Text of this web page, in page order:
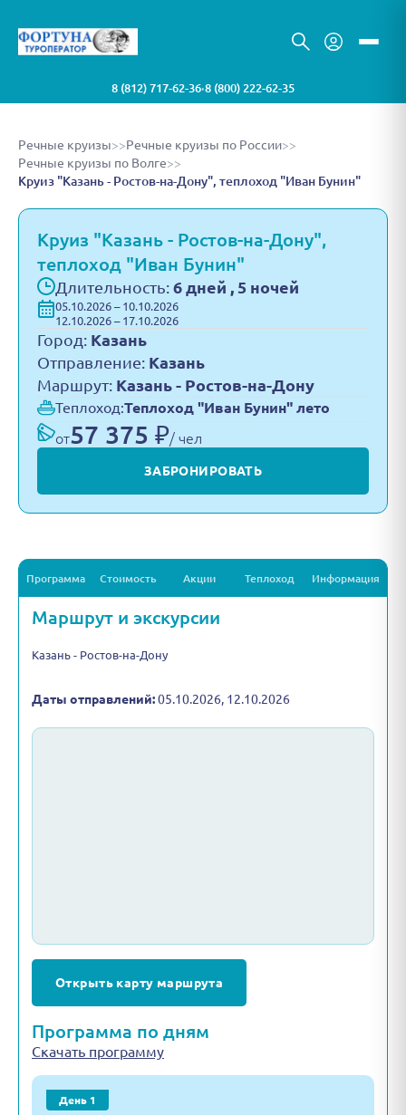
8 (812) 717-62-36•8 (800) 222-62-35
Речные круизы>>Речные круизы по России>>
Речные круизы по Волге>>
Круиз "Казань - Ростов-на-Дону", теплоход "Иван Бунин"
Круиз "Казань - Ростов-на-Дону",
теплоход "Иван Бунин"
Длительность: 6 дней , 5 ночей
05.10.2026 – 10.10.2026
12.10.2026 – 17.10.2026
Город: Казань
Отправление: Казань
Маршрут: Казань - Ростов-на-Дону
Теплоход:Теплоход "Иван Бунин" лето
от57 375 ₽/ чел
ЗАБРОНИРОВАТЬ
Программа Стоимость Акции Теплоход Информация
Маршрут и экскурсии
Казань - Ростов-на-Дону
Даты отправлений:05.10.2026, 12.10.2026
Открыть карту маршрута
Программа по дням
Скачать программу
День 1